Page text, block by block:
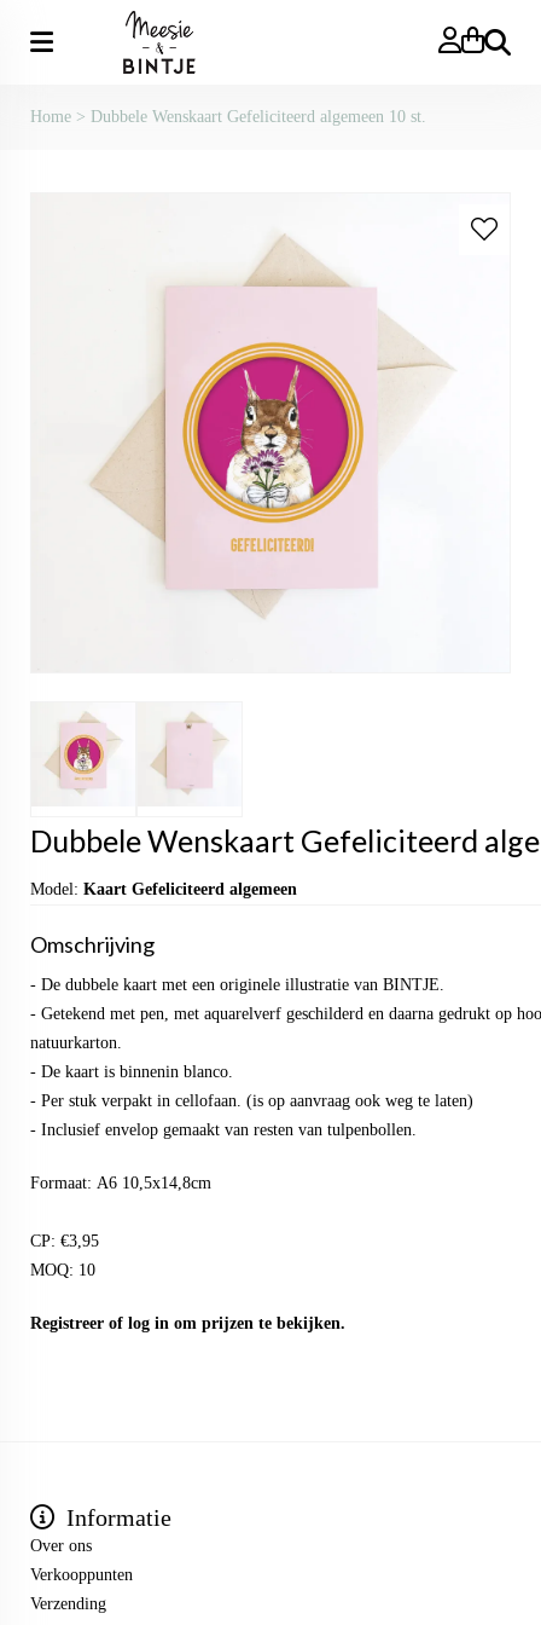
Zoeken
Home > Dubbele Wenskaart Gefeliciteerd algemeen 10 st.
Dubbele Wenskaart Gefeliciteerd
Model: Kaart Gefeliciteerd algemeen
Omschrijving
- De dubbele kaart met een originele illustratie van BINTJE.
- Getekend met pen, met aquarelverf geschilderd en daarna gedrukt op
natuurkarton.
- De kaart is binnenin blanco.
- Per stuk verpakt in cellofaan. (is op aanvraag ook weg te laten)
- Inclusief envelop gemaakt van resten van tulpenbollen.
Formaat: A6 10,5x14,8cm
CP: €3,95
MOQ: 10
Registreer of log in om prijzen te bekijken.
Informatie
Over ons
Verkooppunten
Verzending